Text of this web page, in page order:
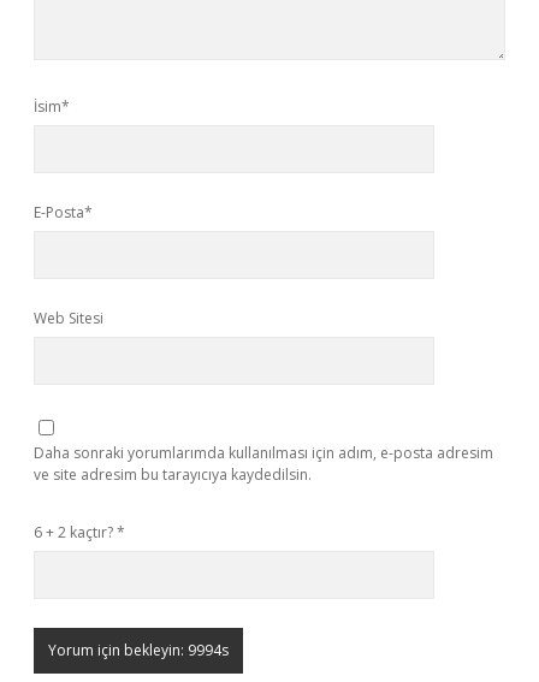
İsim*
E-Posta*
Web Sitesi
Daha sonraki yorumlarımda kullanılması için adım, e-posta adresim
ve site adresim bu tarayıcıya kaydedilsin.
6 + 2 kaçtır?*